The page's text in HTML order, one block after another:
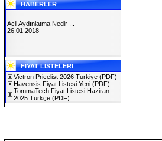
HABERLER
SOLAREX ISTANBUL 2019
30.01.2019
Acil Aydınlatma Nedir ...
26.01.2018
FİYAT LİSTELERİ
Victron Pricelist 2026 Turkiye (PDF)
Havensis Fiyat Listesi Yeni (PDF)
TommaTech Fiyat Listesi Haziran
2025 Türkçe (PDF)